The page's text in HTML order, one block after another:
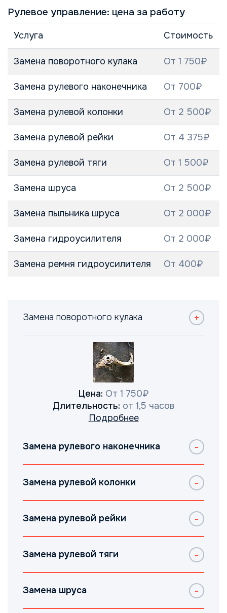
Рулевое управление: цена за работу
Услуга Стоимость
Замена поворотного кулака От 1 750₽
Замена рулевого наконечника От 700₽
Замена рулевой колонки От 2 500₽
Замена рулевой рейки От 4 375₽
Замена рулевой тяги От 1 500₽
Замена шруса От 2 500₽
Замена пыльника шруса От 2 000₽
Замена гидроусилителя От 2 000₽
Замена ремня гидроусилителя От 400₽
Замена поворотного кулака
Цена: От 1 750₽
Длительность: от 1,5 часов
Подробнее
Замена рулевого наконечника
Замена рулевой колонки
Замена рулевой рейки
Замена рулевой тяги
Замена шруса